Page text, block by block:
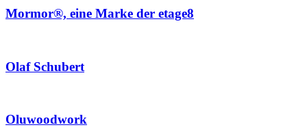
Mormor®, eine Marke der etage8
Olaf Schubert
Oluwoodwork